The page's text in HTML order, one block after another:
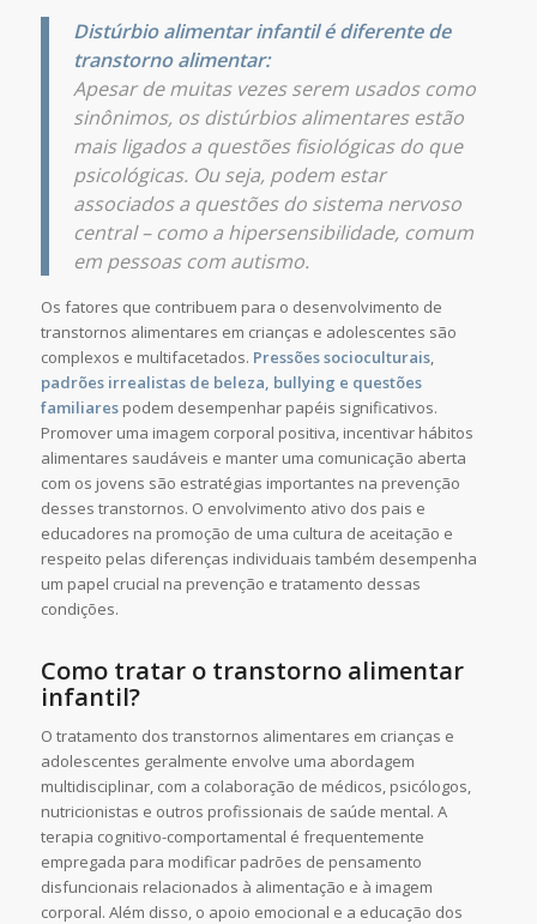
Distúrbio alimentar infantil é diferente de
transtorno alimentar:
Apesar de muitas vezes serem usados como
sinônimos, os distúrbios alimentares estão
mais ligados a questões fisiológicas do que
psicológicas. Ou seja, podem estar
associados a questões do sistema nervoso
central – como a hipersensibilidade, comum
em pessoas com autismo.
Os fatores que contribuem para o desenvolvimento de
transtornos alimentares em crianças e adolescentes são
complexos e multifacetados. Pressões socioculturais,
padrões irrealistas de beleza, bullying e questões
familiarespodem desempenhar papéis significativos.
Promover uma imagem corporal positiva, incentivar hábitos
alimentares saudáveis e manter uma comunicação aberta
com os jovens são estratégias importantes na prevenção
desses transtornos. O envolvimento ativo dos pais e
educadores na promoção de uma cultura de aceitação e
respeito pelas diferenças individuais também desempenha
um papel crucial na prevenção e tratamento dessas
condições.
Como tratar o transtorno alimentar
infantil?
O tratamento dos transtornos alimentares em crianças e
adolescentes geralmente envolve uma abordagem
multidisciplinar, com a colaboração de médicos, psicólogos,
nutricionistas e outros profissionais de saúde mental. A
terapia cognitivo-comportamental é frequentemente
empregada para modificar padrões de pensamento
disfuncionais relacionados à alimentação e à imagem
corporal. Além disso, o apoio emocional e a educação dos